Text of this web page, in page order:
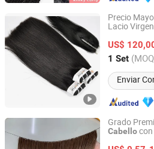
Precio
Lacio
2X6 Cierre
Completa
US$
1 Set
Enviar
Guangzhou Labor Hair Factory
Guangdong, China
Grado
Cabello
Juancheng Sunze Hair Products